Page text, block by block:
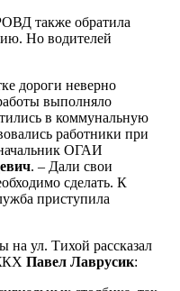
также обратила
Но водителей
дороги неверно
выполняло
в коммунальную
работники при
ОГАИ
. – Дали свои
сделать. К
приступила
на ул. Тихой рассказал
Павел Лаврусик: